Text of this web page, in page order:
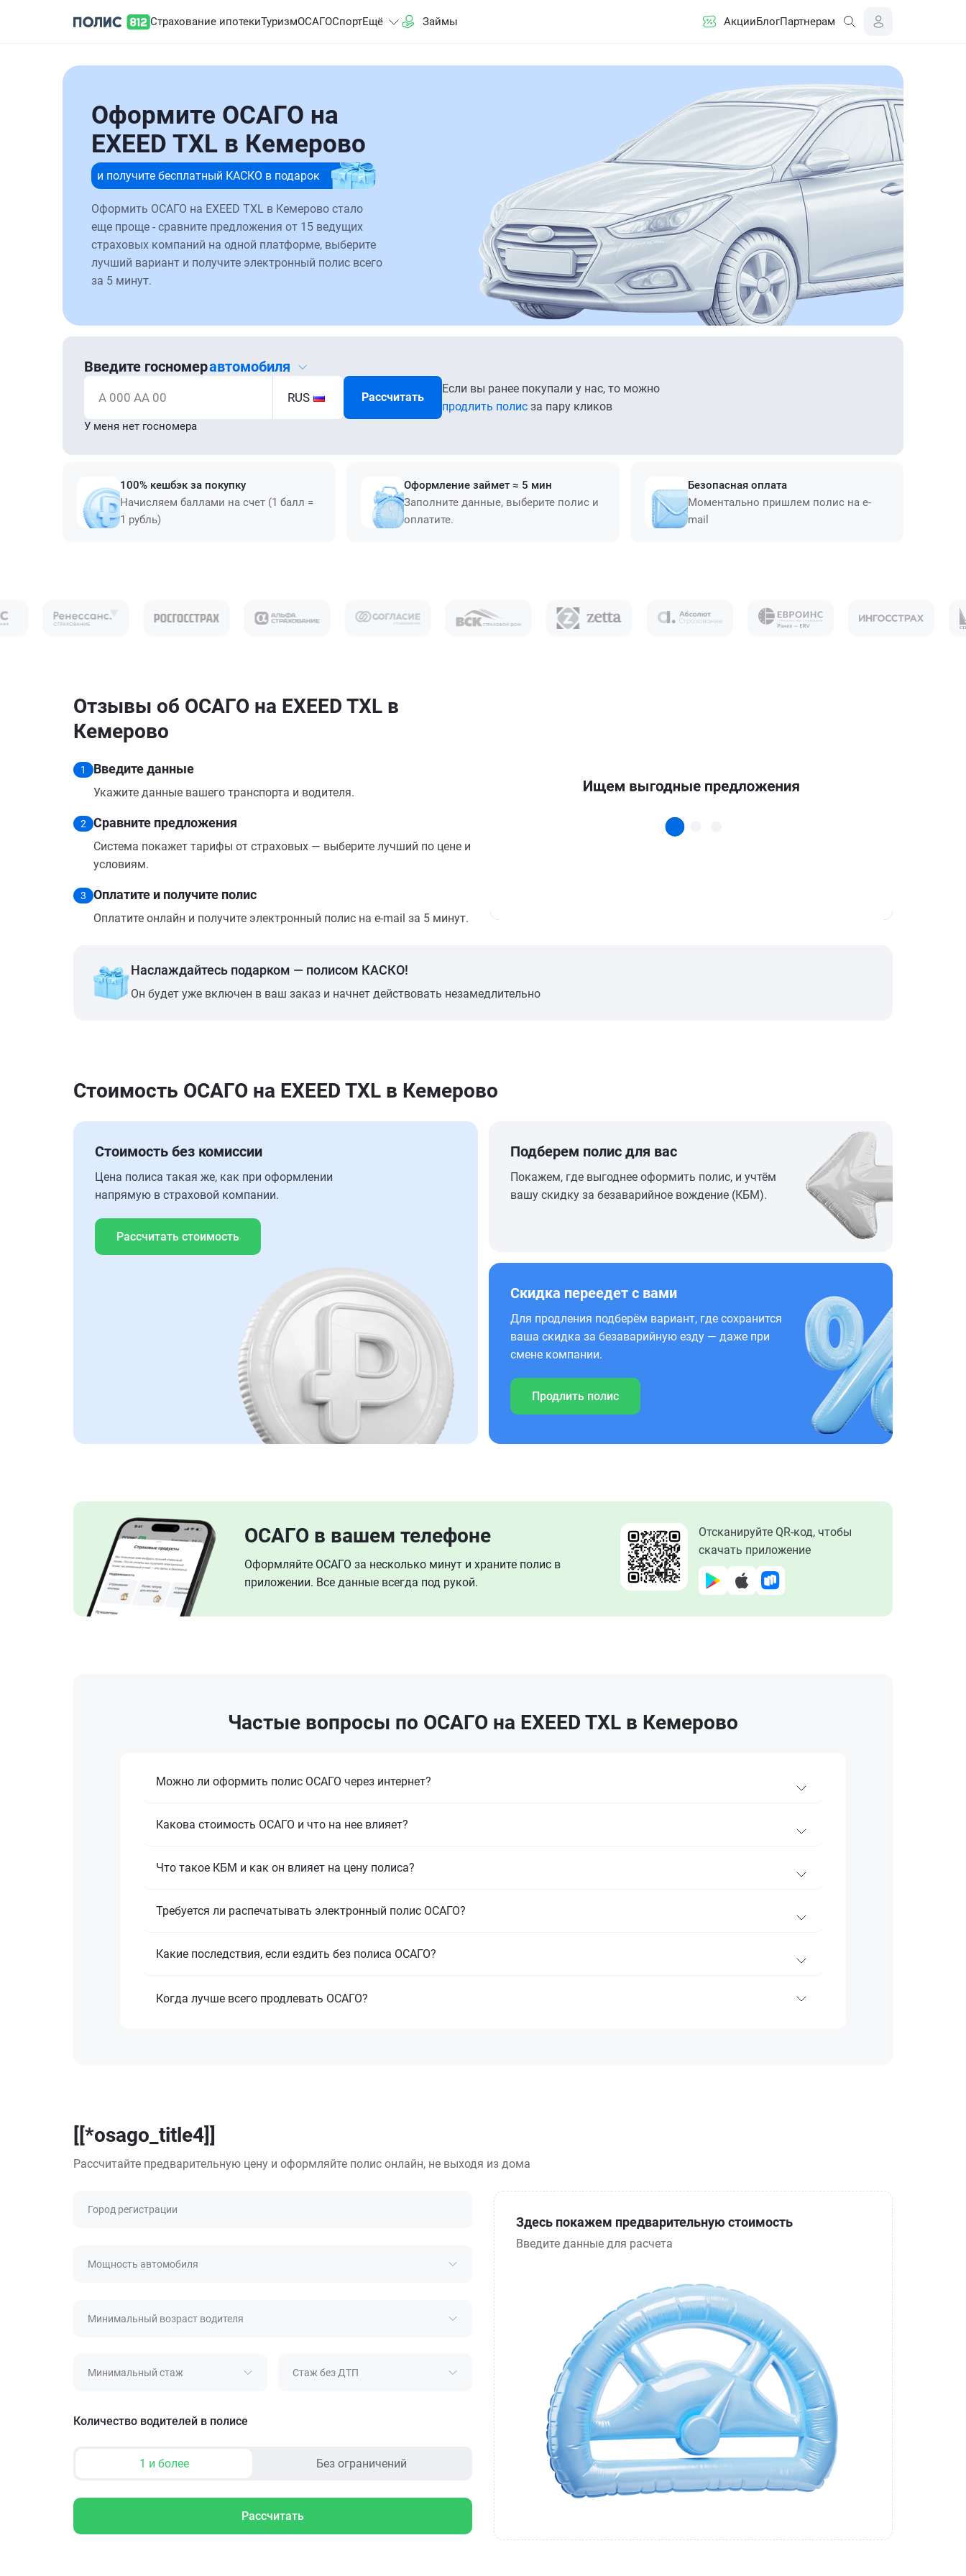
Страхование ипотекиТуризмОСАГОСпортЕщё Займы АкцииБлогПартнерам
Оформите ОСАГО на
EXEED TXL в Кемерово
и получите бесплатный КАСКО в подарок
Оформить ОСАГО на EXEED TXL в Кемерово стало
еще проще - сравните предложения от 15 ведущих
страховых компаний на одной платформе, выберите
лучший вариант и получите электронный полис всего
за 5 минут.
Введите госномеравтомобиля
А 000 АА 00 RUS Рассчитать
Если вы ранее покупали у нас, то можно
продлить полис за пару кликов
У меня нет госномера
100% кешбэк за покупку
Начисляем баллами на счет (1 балл =
1 рубль)
Оформление займет ≈ 5 мин
Заполните данные, выберите полис и
оплатите.
Безопасная оплата
Моментально пришлем полис на e-
mail
Отзывы об ОСАГО на EXEED TXL в
Кемерово
1 Введите данные
Укажите данные вашего транспорта и водителя.
2 Сравните предложения
Система покажет тарифы от страховых — выберите лучший по цене и
условиям.
3 Оплатите и получите полис
Оплатите онлайн и получите электронный полис на e-mail за 5 минут.
Наслаждайтесь подарком — полисом КАСКО!
Он будет уже включен в ваш заказ и начнет действовать незамедлительно
Стоимость ОСАГО на EXEED TXL в Кемерово
Стоимость без комиссии
Цена полиса такая же, как при оформлении
напрямую в страховой компании.
Рассчитать стоимость
Подберем полис для вас
Покажем, где выгоднее оформить полис, и учтём
вашу скидку за безаварийное вождение (КБМ).
Скидка переедет с вами
Для продления подберём вариант, где сохранится
ваша скидка за безаварийную езду — даже при
смене компании.
Продлить полис
ОСАГО в вашем телефоне
Оформляйте ОСАГО за несколько минут и храните полис в
приложении. Все данные всегда под рукой.
Отсканируйте QR-код, чтобы
скачать приложение
Частые вопросы по ОСАГО на EXEED TXL в Кемерово
Можно ли оформить полис ОСАГО через интернет?
Какова стоимость ОСАГО и что на нее влияет?
Что такое КБМ и как он влияет на цену полиса?
Требуется ли распечатывать электронный полис ОСАГО?
Какие последствия, если ездить без полиса ОСАГО?
Когда лучше всего продлевать ОСАГО?
[[*osago_title4]]
Рассчитайте предварительную цену и оформляйте полис онлайн, не выходя из дома
Город регистрации
Мощность автомобиля
Минимальный возраст водителя
Минимальный стаж Стаж без ДТП
Количество водителей в полисе
1 и более Без ограничений
Рассчитать
Здесь покажем предварительную стоимость
Введите данные для расчета